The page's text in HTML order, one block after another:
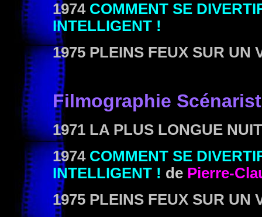
1974 COMMENT SE
INTELLIGENT !
1975 PLEINS FEUX SUR UN
Filmographie
1971 LA PLUS LONGUE
1974 COMMENT SE
INTELLIGENT ! de Pierre-
1975 PLEINS FEUX SUR UN